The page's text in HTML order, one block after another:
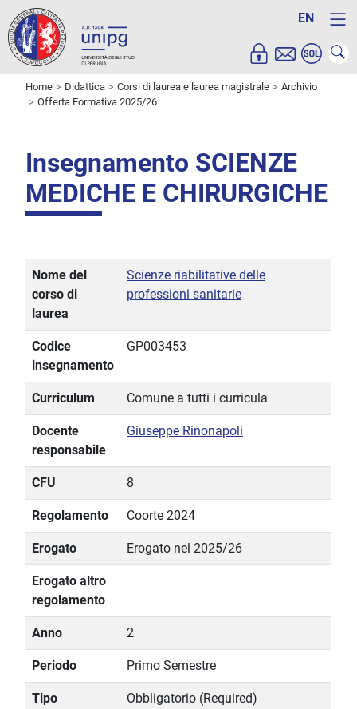
EN
Home Didattica Corsi di laurea e laurea magistrale
Archivio
Offerta Formativa 2025/26
Insegnamento SCIENZE
MEDICHE E CHIRURGICHE
Nome del
corso di
laurea
Scienze riabilitative delle
professioni sanitarie
Codice
insegnamento
GP003453
Curriculum Comune a tutti i curricula
Docente
responsabile
Giuseppe Rinonapoli
CFU 8
Regolamento Coorte 2024
Erogato Erogato nel 2025/26
Erogato altro
regolamento
Anno 2
Periodo Primo Semestre
Tipo
Obbligatorio (Required)